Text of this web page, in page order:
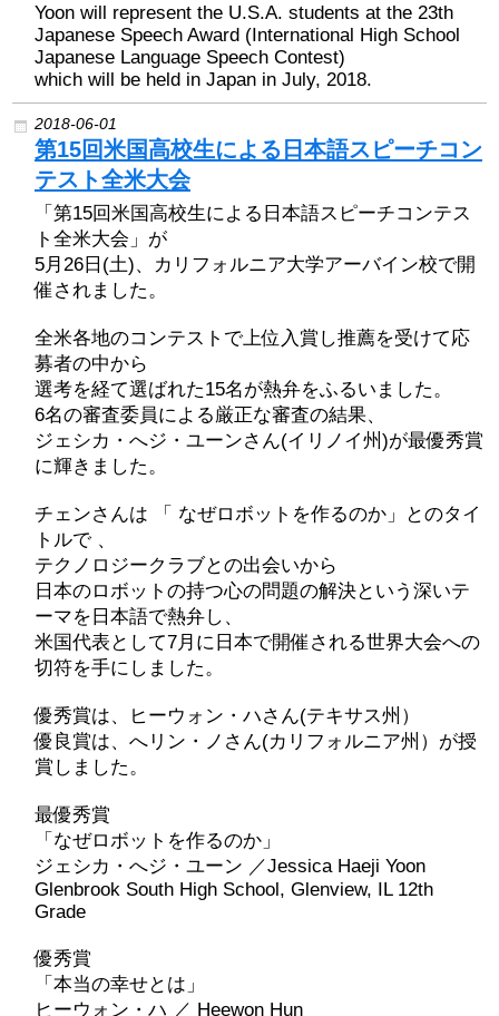
Yoon will represent the U.S.A. students at the 23th
Japanese Speech Award (International High School
Japanese Language Speech Contest)
which will be held in Japan in July, 2018.
2018-06-01
第15回米国高校生による日本語スピーチコン
テスト全米大会
「第15回米国高校生による日本語スピーチコンテス
ト全米大会」が
5月26日(土)、カリフォルニア大学アーバイン校で開
催されました。
全米各地のコンテストで上位入賞し推薦を受けて応
募者の中から
選考を経て選ばれた15名が熱弁をふるいました。
6名の審査委員による厳正な審査の結果、
ジェシカ・へジ・ユーンさん(イリノイ州)が最優秀賞
に輝きました。
チェンさんは 「 なぜロボットを作るのか」とのタイ
トルで 、
テクノロジークラブとの出会いから
日本のロボットの持つ心の問題の解決という深いテ
ーマを日本語で熱弁し、
米国代表として7月に日本で開催される世界大会への
切符を手にしました。
優秀賞は、ヒーウォン・ハさん(テキサス州）
優良賞は、へリン・ノさん(カリフォルニア州）が授
賞しました。
最優秀賞
「なぜロボットを作るのか」
ジェシカ・へジ・ユーン ／Jessica Haeji Yoon
Glenbrook South High School, Glenview, IL 12th
Grade
優秀賞
「本当の幸せとは」
ヒーウォン・ハ ／ Heewon Hun